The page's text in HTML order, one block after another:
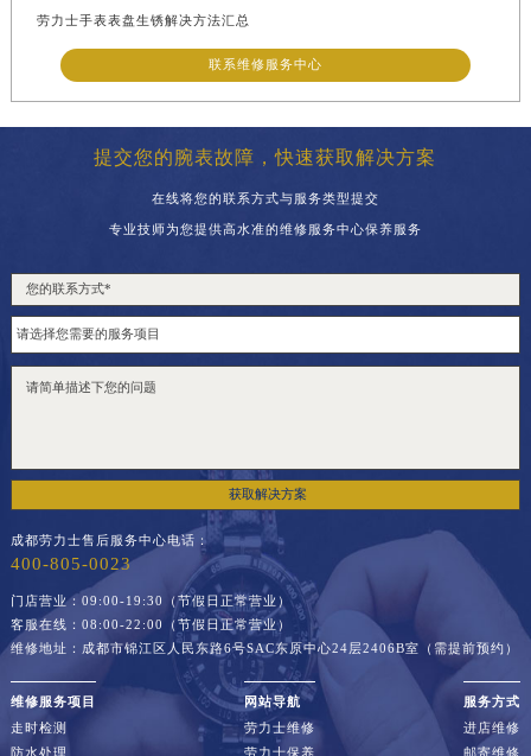
劳力士手表表盘生锈解决方法汇总
联系维修服务中心
提交您的腕表故障，快速获取解决方案
在线将您的联系方式与服务类型提交
专业技师为您提供高水准的维修服务中心保养服务
获取解决方案
成都劳力士售后服务中心电话：
400-805-0023
门店营业：09:00-19:30（节假日正常营业）
客服在线：08:00-22:00（节假日正常营业）
维修地址：成都市锦江区人民东路6号SAC东原中心24层2406B室（需提前预约）
维修服务项目
走时检测
防水处理
网站导航
劳力士维修
劳力士保养
服务方式
进店维修
邮寄维修